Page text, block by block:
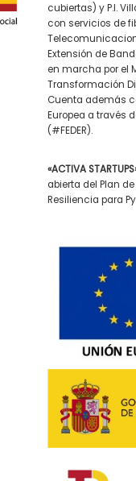
cubiertas) y P.I.
con servicios de
Extensión de
en marcha por el
Transformación
Cuenta además
Europea a través
(#FEDER).
«ACTIVA
abierta del Plan
Resiliencia para